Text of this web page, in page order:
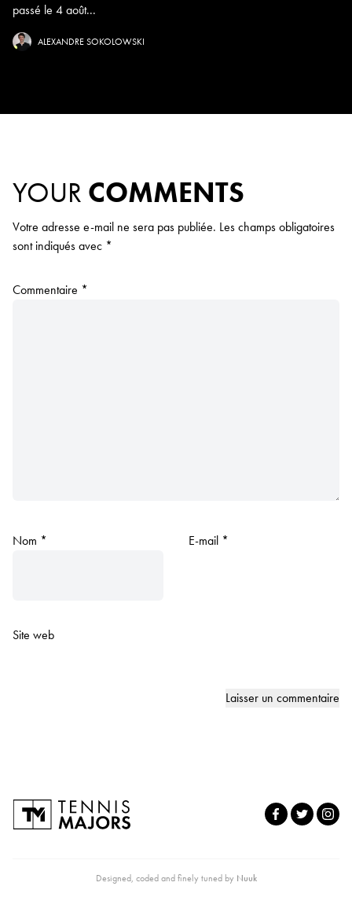
passé le 4 août...
ALEXANDRE SOKOLOWSKI
YOUR COMMENTS
Votre adresse e-mail ne sera pas publiée. Les champs obligatoires
sont indiqués avec *
Commentaire *
Nom * E-mail *
Site web
Designed, coded and finely tuned by Nuuk